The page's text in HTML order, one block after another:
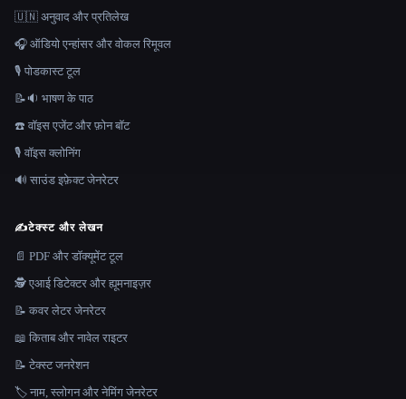
🇺🇳 अनुवाद और प्रतिलेख
🎧 ऑडियो एन्हांसर और वोकल रिमूवल
🎙️ पोडकास्ट टूल
📝🔉 भाषण के पाठ
☎️ वॉइस एजेंट और फ़ोन बॉट
🎙️ वॉइस क्लोनिंग
🔊 साउंड इफ़ेक्ट जेनरेटर
✍️टेक्स्ट और लेखन
📄 PDF और डॉक्यूमेंट टूल
🕵️ एआई डिटेक्टर और ह्यूमनाइज़र
📝 कवर लेटर जेनरेटर
📖 किताब और नावेल राइटर
📝 टेक्स्ट जनरेशन
🏷️ नाम, स्लोगन और नेमिंग जेनरेटर